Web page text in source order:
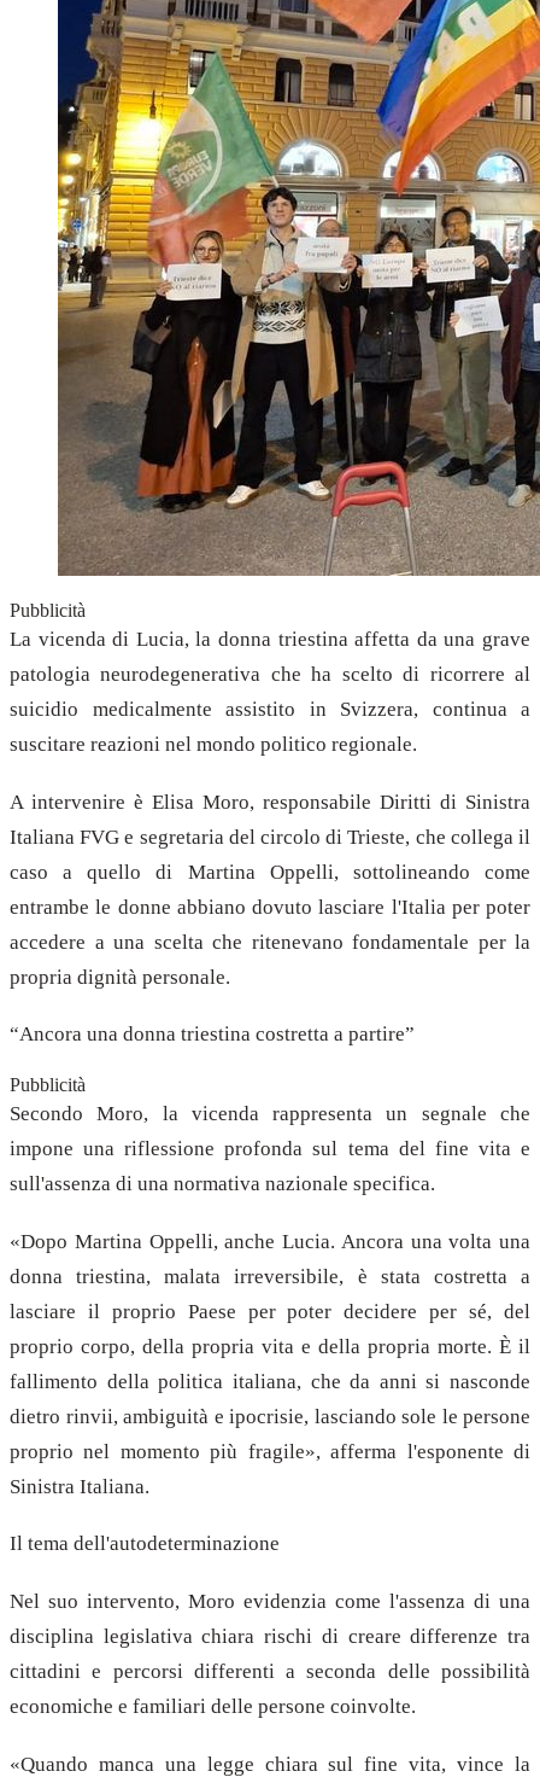
Pubblicità
La vicenda di Lucia, la donna triestina affetta da una grave
patologia neurodegenerativa che ha scelto di ricorrere al
suicidio medicalmente assistito in Svizzera, continua a
suscitare reazioni nel mondo politico regionale.
A intervenire è Elisa Moro, responsabile Diritti di Sinistra
Italiana FVG e segretaria del circolo di Trieste, che collega il
caso a quello di Martina Oppelli, sottolineando come
entrambe le donne abbiano dovuto lasciare l'Italia per poter
accedere a una scelta che ritenevano fondamentale per la
propria dignità personale.
“Ancora una donna triestina costretta a partire”
Pubblicità
Secondo Moro, la vicenda rappresenta un segnale che
impone una riflessione profonda sul tema del fine vita e
sull'assenza di una normativa nazionale specifica.
«Dopo Martina Oppelli, anche Lucia. Ancora una volta una
donna triestina, malata irreversibile, è stata costretta a
lasciare il proprio Paese per poter decidere per sé, del
proprio corpo, della propria vita e della propria morte. È il
fallimento della politica italiana, che da anni si nasconde
dietro rinvii, ambiguità e ipocrisie, lasciando sole le persone
proprio nel momento più fragile», afferma l'esponente di
Sinistra Italiana.
Il tema dell'autodeterminazione
Nel suo intervento, Moro evidenzia come l'assenza di una
disciplina legislativa chiara rischi di creare differenze tra
cittadini e percorsi differenti a seconda delle possibilità
economiche e familiari delle persone coinvolte.
«Quando manca una legge chiara sul fine vita, vince la